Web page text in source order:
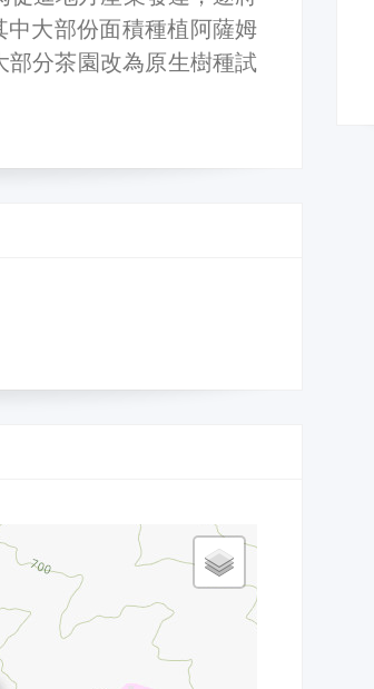
大部份面積種植阿薩姆
分茶園改為原生樹種試